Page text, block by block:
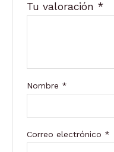
Tu valoración *
Nombre *
Correo electrónico *